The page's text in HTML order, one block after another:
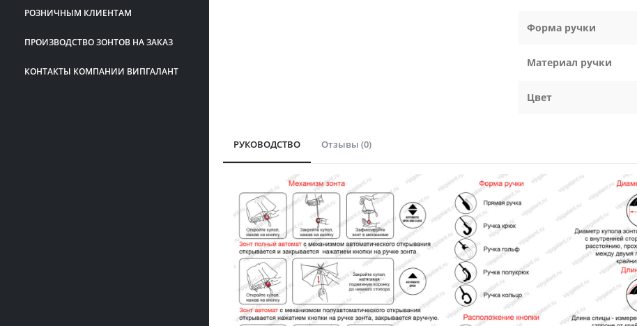
РОЗНИЧНЫМ КЛИЕНТАМ
ПРОИЗВОДСТВО ЗОНТОВ НА ЗАКАЗ
КОНТАКТЫ КОМПАНИИ ВИПГАЛАНТ
Форма ручки
Материал ручки
Цвет
РУКОВОДСТВО Отзывы (0)